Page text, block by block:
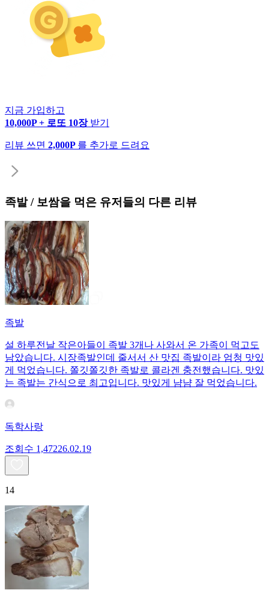
지금 가입하고
10,000P + 로또 10장 받기
리뷰 쓰면 2,000P 를 추가로 드려요
족발 / 보쌈을 먹은 유저들의 다른 리뷰
족발
설 하루전날 작은아들이 족발 3개나 사와서 온 가족이 먹고도
남았습니다. 시장족발인데 줄서서 산 맛집 족발이라 엄청 맛있
게 먹었습니다. 쫄깃쫄깃한 족발로 콜라겐 충전했습니다. 맛있
는 족발는 간식으로 최고입니다. 맛있게 냠냠 잘 먹었습니다.
독학사랑
조회수 1,47226.02.19
14